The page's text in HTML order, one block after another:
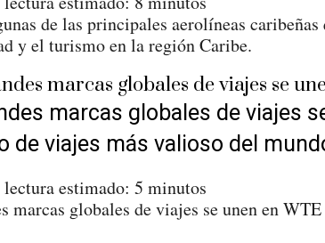
de las principales aerolíneas
y el turismo en la región Caribe.
marcas globales de viajes
de viajes más valioso del
estimado: 5 minutos
marcas globales de viajes se unen en